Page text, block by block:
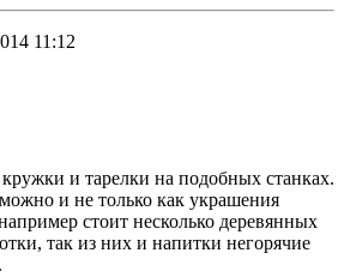
11:12
и тарелки на подобных станках.
и не только как украшения
стоит несколько деревянных
так из них и напитки негорячие